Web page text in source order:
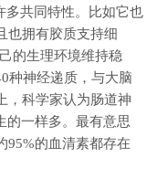
多共同特性。比如它也
也拥有胶质支持细
的生理环境维持稳
种神经递质，与大脑
，科学家认为肠道神
的一样多。最有意思
95%的血清素都存在